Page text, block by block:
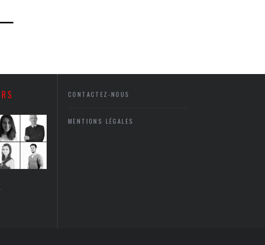
CONTACTEZ-NOUS
MENTIONS LÉGALES